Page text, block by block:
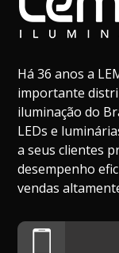
Há 36 anos a
importante
iluminação do
LEDs e
a seus clientes
desempenho
vendas